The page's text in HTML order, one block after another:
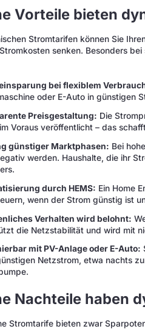
Vorteile bieten
Stromtarifen können Sie
senken. Besonders
bei flexiblem
oder E-Auto in günstigen
Preisgestaltung: Die
Voraus veröffentlicht – das
günstiger Marktphasen: Bei
werden. Haushalte, die ihr
durch HEMS: Ein Home
wenn der Strom günstig ist
Verhalten wird belohnt:
die Netzstabilität und wird mit
mit PV-Anlage oder E-Auto:
Netzstrom, etwa nachts
Nachteile haben
Stromtarife bieten zwar